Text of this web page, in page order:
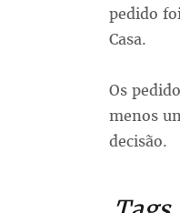
pedido
Casa.
Os
menos
decisão.